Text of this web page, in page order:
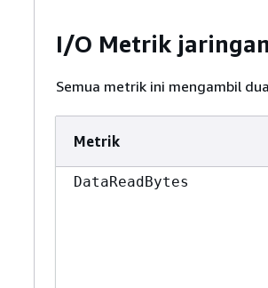
I/O Metrik jaringan
Semua metrik ini mengambil
Metrik
DataReadBytes